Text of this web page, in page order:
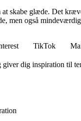
skabe glæde. Det
men også
TikTok
dig inspiration til